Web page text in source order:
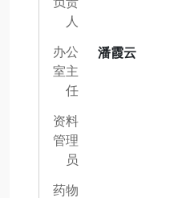
人
办公
室主
任
潘霞云
资料
管理
员
药物